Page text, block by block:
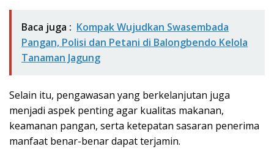
Baca juga : Kompak Wujudkan Swasembada
Pangan, Polisi dan Petani di Balongbendo Kelola
Tanaman Jagung
Selain itu, pengawasan yang berkelanjutan juga
menjadi aspek penting agar kualitas makanan,
keamanan pangan, serta ketepatan sasaran penerima
manfaat benar-benar dapat terjamin.